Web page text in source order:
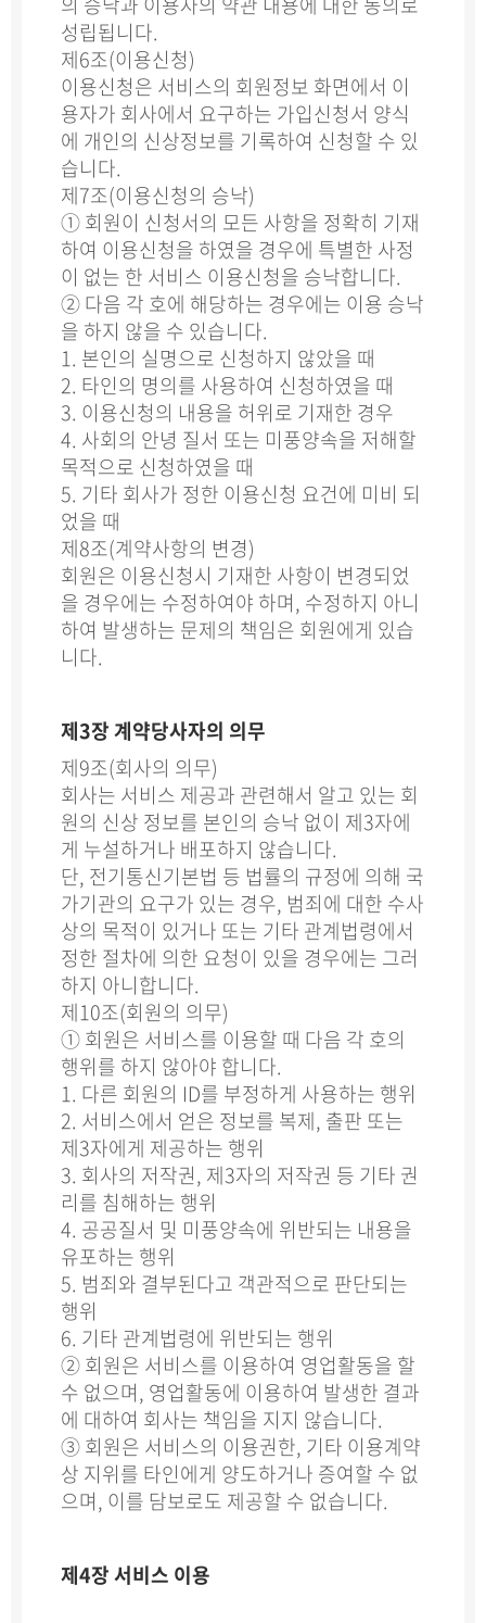
성립됩니다.
제6조(이용신청)
이용신청은 서비스의 회원정보 화면에서 이
용자가 회사에서 요구하는 가입신청서 양식
에 개인의 신상정보를 기록하여 신청할 수 있
습니다.
제7조(이용신청의 승낙)
① 회원이 신청서의 모든 사항을 정확히 기재
하여 이용신청을 하였을 경우에 특별한 사정
이 없는 한 서비스 이용신청을 승낙합니다.
② 다음 각 호에 해당하는 경우에는 이용 승낙
을 하지 않을 수 있습니다.
1. 본인의 실명으로 신청하지 않았을 때
2. 타인의 명의를 사용하여 신청하였을 때
3. 이용신청의 내용을 허위로 기재한 경우
4. 사회의 안녕 질서 또는 미풍양속을 저해할
목적으로 신청하였을 때
5. 기타 회사가 정한 이용신청 요건에 미비 되
었을 때
제8조(계약사항의 변경)
회원은 이용신청시 기재한 사항이 변경되었
을 경우에는 수정하여야 하며, 수정하지 아니
하여 발생하는 문제의 책임은 회원에게 있습
니다.
제3장 계약당사자의 의무
제9조(회사의 의무)
회사는 서비스 제공과 관련해서 알고 있는 회
원의 신상 정보를 본인의 승낙 없이 제3자에
게 누설하거나 배포하지 않습니다.
단, 전기통신기본법 등 법률의 규정에 의해 국
가기관의 요구가 있는 경우, 범죄에 대한 수사
상의 목적이 있거나 또는 기타 관계법령에서
정한 절차에 의한 요청이 있을 경우에는 그러
하지 아니합니다.
제10조(회원의 의무)
① 회원은 서비스를 이용할 때 다음 각 호의
행위를 하지 않아야 합니다.
1. 다른 회원의 ID를 부정하게 사용하는 행위
2. 서비스에서 얻은 정보를 복제, 출판 또는
제3자에게 제공하는 행위
3. 회사의 저작권, 제3자의 저작권 등 기타 권
리를 침해하는 행위
4. 공공질서 및 미풍양속에 위반되는 내용을
유포하는 행위
5. 범죄와 결부된다고 객관적으로 판단되는
행위
6. 기타 관계법령에 위반되는 행위
② 회원은 서비스를 이용하여 영업활동을 할
수 없으며, 영업활동에 이용하여 발생한 결과
에 대하여 회사는 책임을 지지 않습니다.
③ 회원은 서비스의 이용권한, 기타 이용계약
상 지위를 타인에게 양도하거나 증여할 수 없
으며, 이를 담보로도 제공할 수 없습니다.
제4장 서비스 이용